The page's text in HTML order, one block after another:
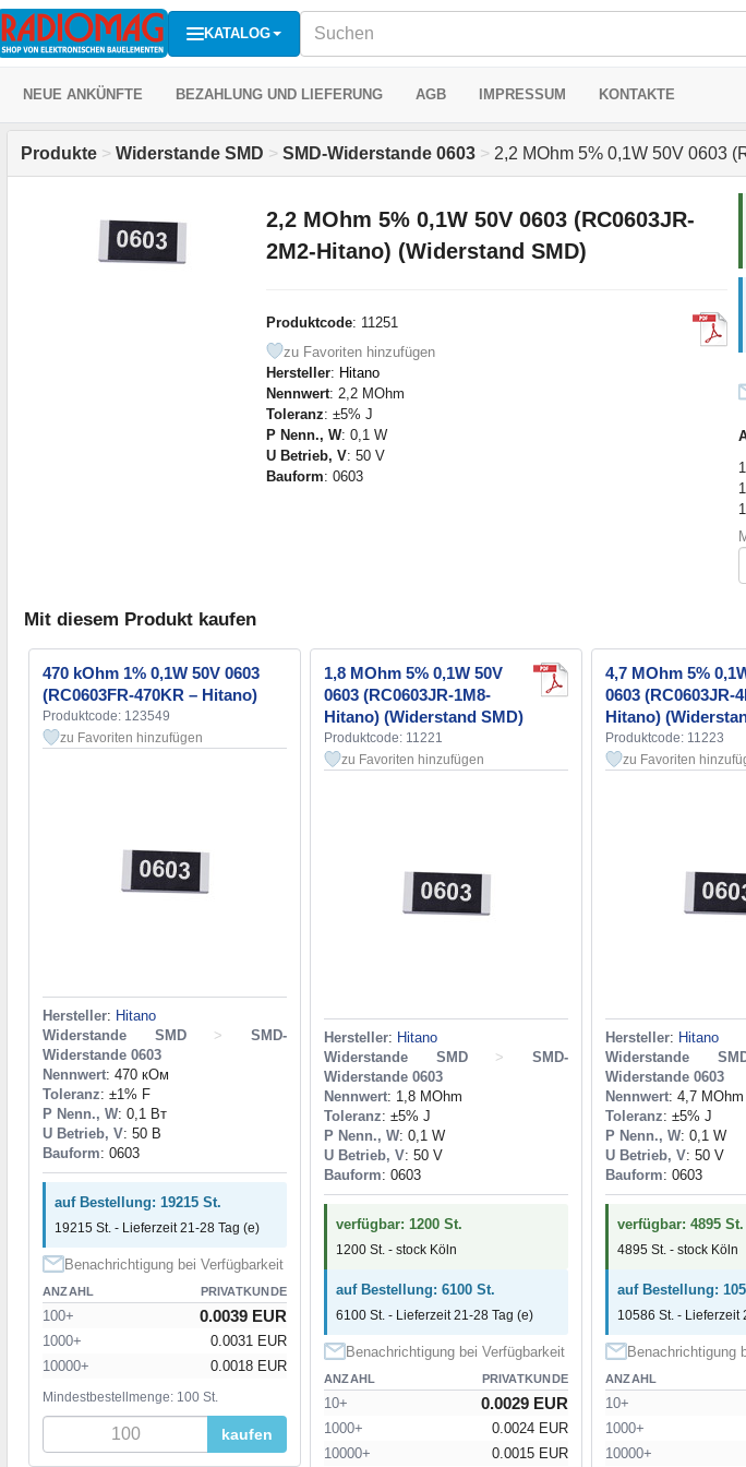
KATALOG
NEUE ANKÜNFTE BEZAHLUNG UND LIEFERUNG AGB IMPRESSUM KONTAKTE
Produkte > Widerstande SMD > SMD-Widerstande 0603 > 2,2 MOhm 5% 0,1W 50V 0603
2,2 MOhm 5% 0,1W 50V 0603 (RC0603JR-
2M2-Hitano) (Widerstand SMD)
Produktcode: 11251
zu Favoriten hinzufügen
Hersteller: Hitano
Nennwert: 2,2 MOhm
Toleranz: ±5% J
P Nenn., W: 0,1 W
U Betrieb, V: 50 V
Bauform: 0603
Mit diesem Produkt kaufen
470 kOhm 1% 0,1W 50V 0603
(RC0603FR-470KR – Hitano)
Produktcode: 123549
zu Favoriten hinzufügen
Hersteller: Hitano
Widerstande SMD
>
SMD-
Widerstande 0603
Nennwert: 470 кОм
Toleranz: ±1% F
P Nenn., W: 0,1 Вт
U Betrieb, V: 50 В
Bauform: 0603
auf Bestellung: 19215 St.
19215 St. - Lieferzeit 21-28 Tag (e)
Benachrichtigung bei Verfügbarkeit
ANZAHL PRIVATKUNDE
100+ 0.0039 EUR
1000+
0.0031 EUR
10000+
0.0018 EUR
Mindestbestellmenge: 100 St.
kaufen
1,8 MOhm 5% 0,1W 50V
0603 (RC0603JR-1M8-
Hitano) (Widerstand SMD)
Produktcode: 11221
zu Favoriten hinzufügen
Hersteller: Hitano
Widerstande SMD
>
SMD-
Widerstande 0603
Nennwert: 1,8 MOhm
Toleranz: ±5% J
P Nenn., W: 0,1 W
U Betrieb, V: 50 V
Bauform: 0603
verfügbar: 1200 St.
1200 St. - stock Köln
auf Bestellung: 6100 St.
6100 St. - Lieferzeit 21-28 Tag (e)
Benachrichtigung bei Verfügbarkeit
ANZAHL PRIVATKUNDE
10+ 0.0029 EUR
1000+
0.0024 EUR
10000+
0.0015 EUR
4,7 MOhm 5%
0603 (RC0603JR-
Hitano)
Produktcode: 11223
zu Favoriten
Hersteller: Hitano
Widerstande
Widerstande 0603
Nennwert: 4,7 MOhm
Toleranz: ±5% J
P Nenn., W: 0,1 W
U Betrieb, V: 50 V
Bauform: 0603
verfügbar: 4895 St.
4895 St. - stock Köln
auf Bestellung:
10586 St. - Lieferzeit
Benachrichtigung
ANZAHL
10+
1000+
10000+